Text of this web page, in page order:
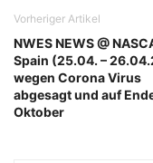
Vorheriger Artikel
NWES NEWS @
Spain (25.04. –
wegen Corona Virus
abgesagt und auf
Oktober